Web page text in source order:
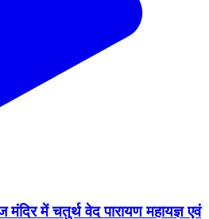
में चतुर्थ वेद पारायण महायज्ञ एवं